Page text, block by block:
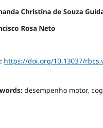
Christina de Souza
Rosa Neto
https://doi.org/10.13037/
desempenho motor,